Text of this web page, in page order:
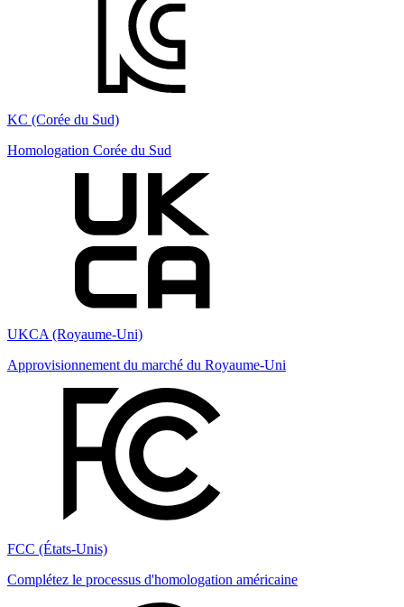
KC (Corée du Sud)
Homologation Corée du Sud
UKCA (Royaume-Uni)
Approvisionnement du marché du Royaume-Uni
FCC (États-Unis)
Complétez le processus d'homologation américaine